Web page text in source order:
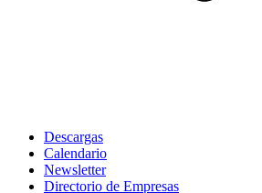
Descargas
Calendario
Newsletter
Directorio de Empresas